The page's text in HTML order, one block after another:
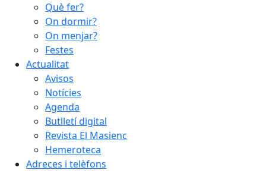
Què fer?
On dormir?
On menjar?
Festes
Actualitat
Avisos
Notícies
Agenda
Butlletí digital
Revista El Masienc
Hemeroteca
Adreces i telèfons